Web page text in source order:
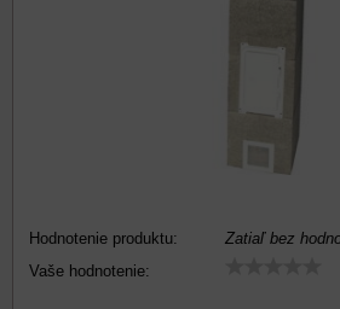
Hodnotenie produktu:
Zatiaľ bez
Vaše hodnotenie: